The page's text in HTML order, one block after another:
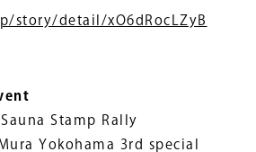
story/detail/xO6dRocLZyB
Sauna Stamp Rally
Yokohama 3rd special